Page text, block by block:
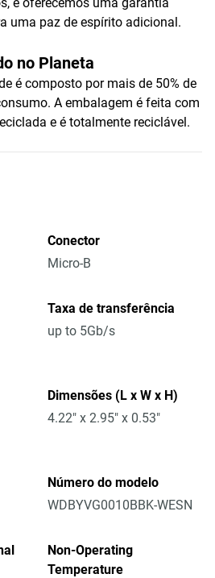
uma paz de espírito adicional.
no Planeta
é composto por mais de 50% de
A embalagem é feita com
e é totalmente reciclável.
Conector
Micro-B
Taxa de transferência
up to 5Gb/s
Dimensões (L x W x H)
4.22" x 2.95" x 0.53"
Número do modelo
WDBYVG0010BBK-WESN
Non-Operating
Temperature